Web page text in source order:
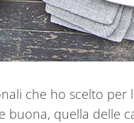
che ho scelto
buona, quella delle